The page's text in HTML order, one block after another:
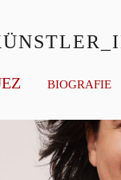
BIOGRAFIE